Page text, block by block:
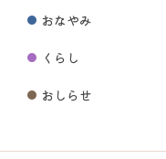
おなやみ
くらし
おしらせ